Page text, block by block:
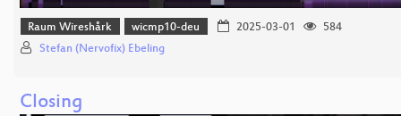
Raum Wireshårk wicmp10-deu 2025-03-01
584
Stefan (Nervofix) Ebeling
Closing